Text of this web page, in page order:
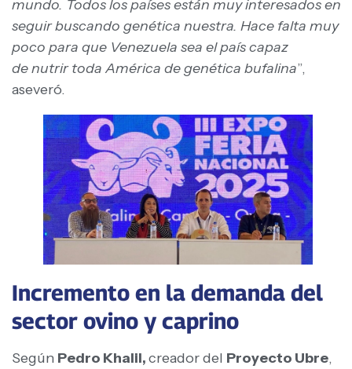
mundo. Todos los países están muy interesados en
seguir buscando genética nuestra. Hace falta muy
poco para que Venezuela sea el país capaz
de nutrir toda América de genética bufalina”,
aseveró.
Incremento en la demanda del
sector ovino y caprino
Según Pedro Khalil,creador del Proyecto Ubre,